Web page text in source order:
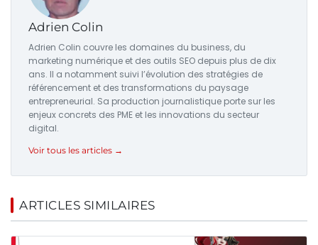
Adrien Colin
Adrien Colin couvre les domaines du business, du
marketing numérique et des outils SEO depuis plus de dix
ans. Il a notamment suivi l’évolution des stratégies de
référencement et des transformations du paysage
entrepreneurial. Sa production journalistique porte sur les
enjeux concrets des PME et les innovations du secteur
digital.
Voir tous les articles →
ARTICLES SIMILAIRES